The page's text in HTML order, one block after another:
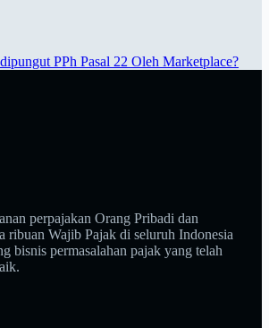
PPh Pasal 22 Oleh Marketplace?
perpajakan Orang Pribadi dan
ribuan Wajib Pajak di seluruh Indonesia
bisnis permasalahan pajak yang telah